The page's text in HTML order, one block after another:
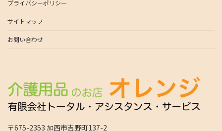
プライバシーポリシー
サイトマップ
お問い合わせ
〒675-2353 ｶﾛ西市吉野町137-2